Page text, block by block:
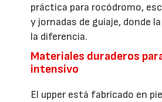
práctica para rocódromo,
y jornadas de guíaje, donde
la diferencia.
Materiales duraderos
intensivo
El upper está fabricado en